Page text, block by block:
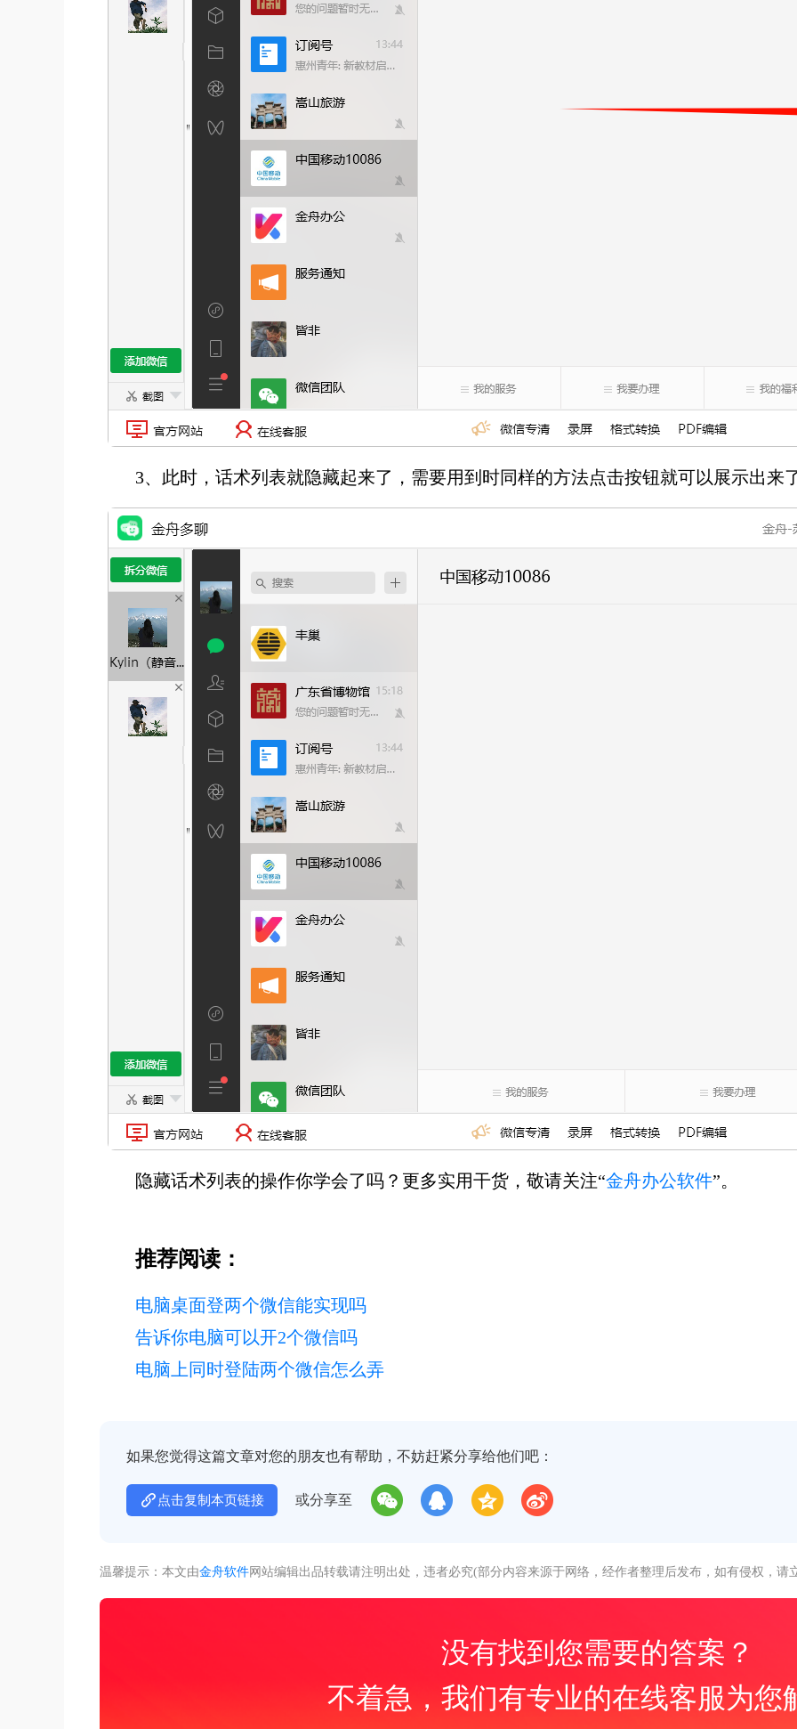
3、此时，话术列表就隐藏起来了，需要用到时同样的方法点击按钮就可以展示出来
隐藏话术列表的操作你学会了吗？更多实用干货，敬请关注“金舟办公软件”。
推荐阅读：
电脑桌面登两个微信能实现吗
告诉你电脑可以开2个微信吗
电脑上同时登陆两个微信怎么弄
如果您觉得这篇文章对您的朋友也有帮助，不妨赶紧分享给他们吧：
点击复制本页链接 或分享至
温馨提示：本文由金舟软件网站编辑出品转载请注明出处，违者必究(部分内容来源于网络，经作者整理后发布，如有侵权，请
没有找到您需要的答案？
不着急，我们有专业的在线客服为您